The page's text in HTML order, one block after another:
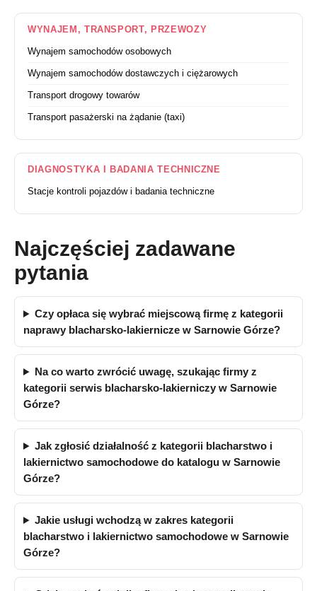
WYNAJEM, TRANSPORT, PRZEWOZY
Wynajem samochodów osobowych
Wynajem samochodów dostawczych i ciężarowych
Transport drogowy towarów
Transport pasażerski na żądanie (taxi)
DIAGNOSTYKA I BADANIA TECHNICZNE
Stacje kontroli pojazdów i badania techniczne
Najczęściej zadawane
pytania
Czy opłaca się wybrać miejscową firmę z kategorii
naprawy blacharsko-lakiernicze w Sarnowie Górze?
Na co warto zwrócić uwagę, szukając firmy z
kategorii serwis blacharsko-lakierniczy w Sarnowie
Górze?
Jak zgłosić działalność z kategorii blacharstwo i
lakiernictwo samochodowe do katalogu w Sarnowie
Górze?
Jakie usługi wchodzą w zakres kategorii
blacharstwo i lakiernictwo samochodowe w Sarnowie
Górze?